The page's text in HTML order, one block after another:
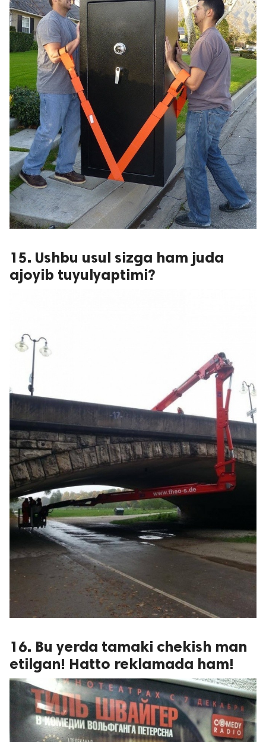
15. Ushbu usul sizga ham juda
ajoyib tuyulyaptimi?
16. Bu yerda tamaki chekish man
etilgan! Hatto reklamada ham!